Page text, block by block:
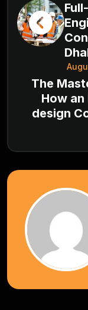
The
How
design